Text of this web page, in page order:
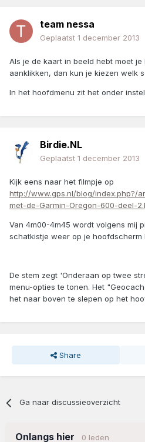
team nessa
Geplaatst 1 december 2013
Als je de kaart in beeld hebt moet
aanklikken, dan kun je kiezen welk
In het hoofdmenu zit het onder
Birdie.NL
Geplaatst 1 december 2013
Kijk eens naar het filmpje op
http://www.gps.nl/blog/index.php?/
met-de-Garmin-Oregon-600-deel-
Van 4m00-4m45 wordt volgens mij
schatkistje weer op je hoofdscherm
De stem zegt 'Onderaan op twee
menu-opties te tonen. Het
het naar boven te slepen op het
Share
Ga naar discussieoverzicht
Onlangs hier 0 leden